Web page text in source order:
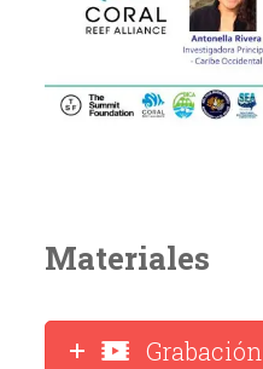
Materiales
Grabación